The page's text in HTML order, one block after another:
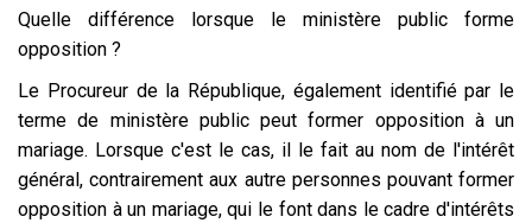
Quelle différence lorsque le ministère public forme
opposition ?
Le Procureur de la République, également identifié par le
terme de ministère public peut former opposition à un
mariage. Lorsque c'est le cas, il le fait au nom de l'intérêt
général, contrairement aux autre personnes pouvant former
opposition à un mariage, qui le font dans le cadre d'intérêts